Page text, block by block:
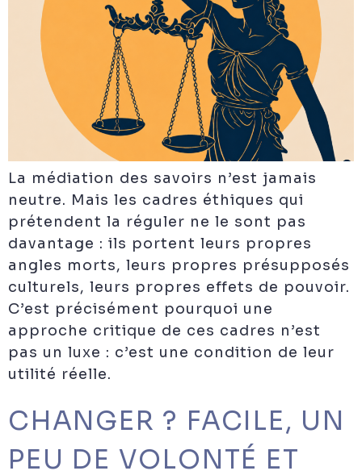
La médiation des savoirs n’est jamais
neutre. Mais les cadres éthiques qui
prétendent la réguler ne le sont pas
davantage : ils portent leurs propres
angles morts, leurs propres présupposés
culturels, leurs propres effets de pouvoir.
C’est précisément pourquoi une
approche critique de ces cadres n’est
pas un luxe : c’est une condition de leur
utilité réelle.
CHANGER ? FACILE, UN
PEU DE VOLONTÉ ET